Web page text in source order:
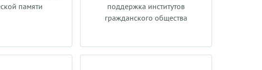
памяти
поддержка институтов
гражданского общества